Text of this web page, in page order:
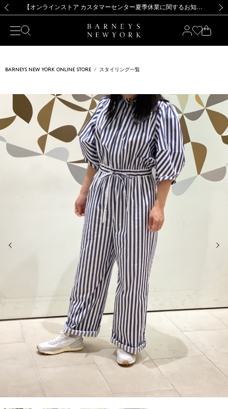
新規登録のお客様も対象！＜MY BARNEYS＞会員のお客様は11,000円（税込）以上のお買上げで常時送料無料！お買い物の際は会員登録を！
【夏季休業に伴う出荷一時停止のお知らせ】(2026.8.7) 【オンラインストア カスタマーセンター夏季休業に関するお知らせ】（2026.8.7）
【夏季休業に伴う返品・交換承り一時停止のお知らせ】（2026.8.5）
熊本県を中心とした地震の影響によるお荷物のお届けについて
【開催中】SUMMER SALEのご案内・ご注意事項 新規登録のお客様も対象！＜MY BARNEYS＞会員のお客様は11,000円（税込）以上のお買上げで常時送料無料！お買い物の際は会員登録を！
【夏季休業に伴う出荷一時停止のお知らせ】(2026.8.7)
BARNEYS NEW YORK ONLINE STORE スタイリング一覧